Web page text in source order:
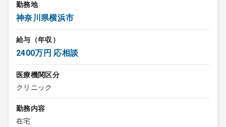
勤務地
神奈川県横浜市
給与（年収）
2400万円 応相談
医療機関区分
クリニック
勤務内容
在宅